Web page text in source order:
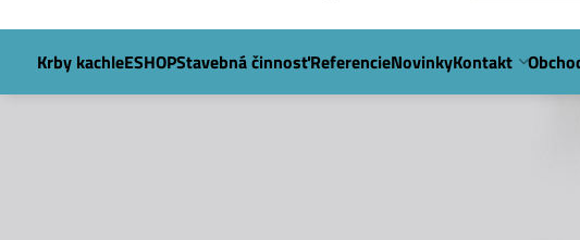
Krby kachleESHOPStavebná činnosťReferencieNovinkyKontakt